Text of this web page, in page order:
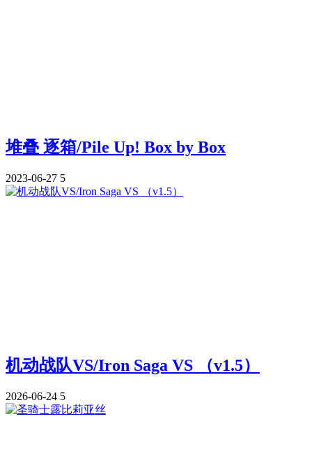
堆叠 逐箱/Pile Up! Box by Box
2023-06-27 5
机动战队VS/Iron Saga VS （v1.5）
2026-06-24 5